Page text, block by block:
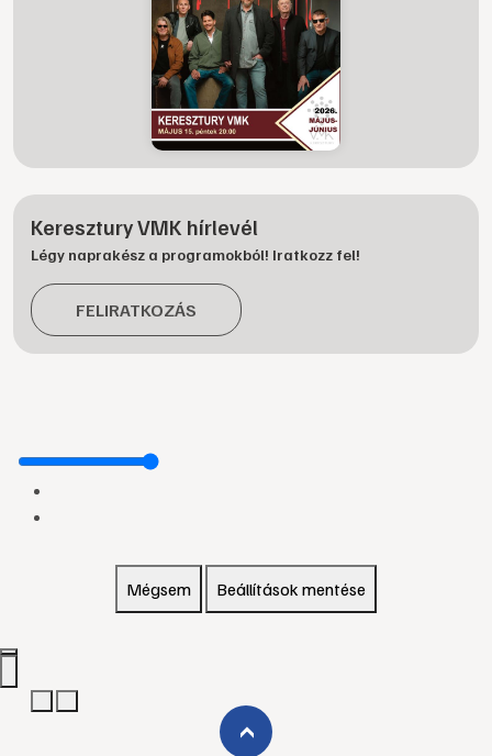
Keresztury VMK hírlevél
Légy naprakész a programokból! Iratkozz fel!
FELIRATKOZÁS
Mégsem Beállítások mentése
›